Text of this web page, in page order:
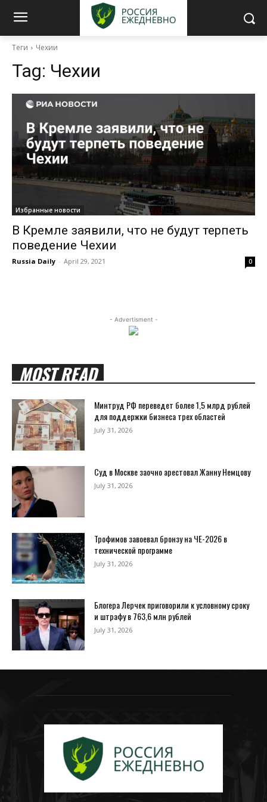
Теги Чехии
Tag: Чехии
Избранные новости
В Кремле заявили, что не будут терпеть
поведение Чехии
Russia Daily - April 29, 2021 0
- Advertisment -
MOST READ
Минтруд РФ переведет более 1,5 млрд рублей
для поддержки бизнеса трех областей
July 31, 2026
Суд в Москве заочно арестовал Жанну Немцову
July 31, 2026
Трофимов завоевал бронзу на ЧЕ-2026 в
технической программе
July 31, 2026
Блогера Лерчек приговорили к условному сроку
и штрафу в 763,6 млн рублей
July 31, 2026